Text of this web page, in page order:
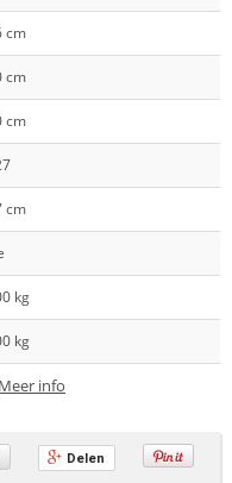
cm
cm
cm
cm
kg
kg
Meer info
Delen